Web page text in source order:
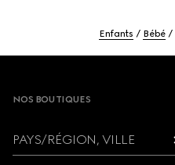
Enfants Bébé
NOS BOUTIQUES
PAYS/RÉGION, VILLE